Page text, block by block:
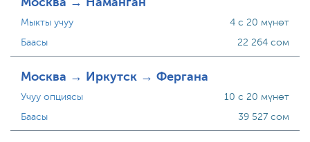
Мыкты учуу
Баасы
4 с 20 мүнөт
22 264 сом
Москва → Иркутск → Фергана
Учуу опциясы
Баасы
10 с 20 мүнөт
39 527 сом